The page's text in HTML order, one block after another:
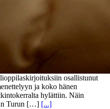
osallistunut
ja koko hänen
hylättiin. Näin
Turun […] [...]